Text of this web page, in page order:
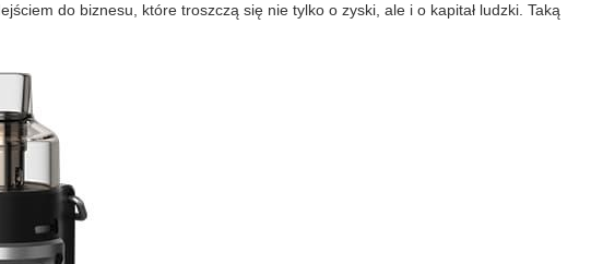
do biznesu, które troszczą się nie tylko o zyski, ale i o kapitał ludzki. Taką